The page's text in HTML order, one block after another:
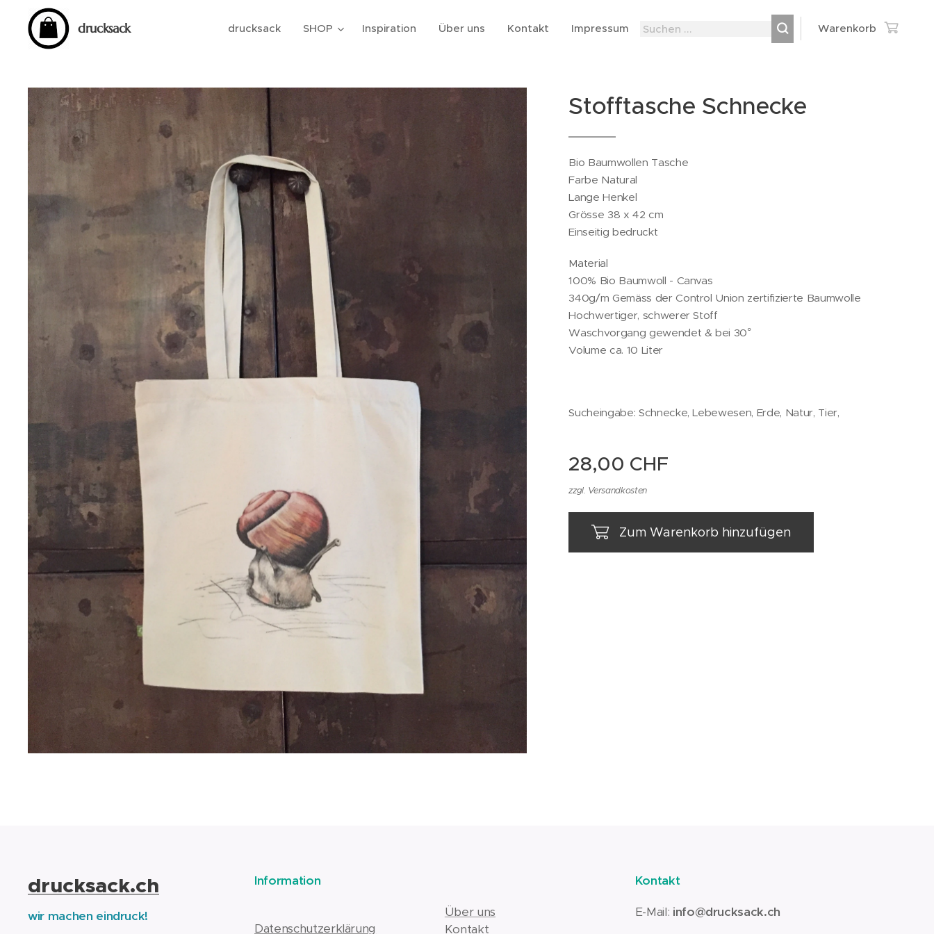
drucksack drucksack SHOP Inspiration Über uns Kontakt Impressum Warenkorb
Stofftasche Schnecke
Bio Baumwollen Tasche
Farbe Natural
Lange Henkel
Grösse 38 x 42 cm
Einseitig bedruckt
Material
100% Bio Baumwoll - Canvas
340g/m Gemäss der Control Union zertifizierte Baumwolle
Hochwertiger, schwerer Stoff
Waschvorgang gewendet & bei 30°
Volume ca. 10 Liter
Sucheingabe: Schnecke, Lebewesen, Erde, Natur, Tier,
28,00 CHF
zzgl. Versandkosten
Zum Warenkorb hinzufügen
drucksack.ch
wir machen eindruck!
Information
Datenschutzerklärung
Über uns
Kontakt
Kontakt
E-Mail: info@drucksack.ch